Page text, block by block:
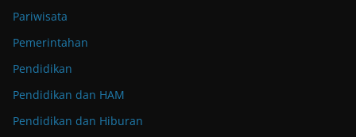
Pariwisata
Pemerintahan
Pendidikan
Pendidikan dan HAM
Pendidikan dan Hiburan